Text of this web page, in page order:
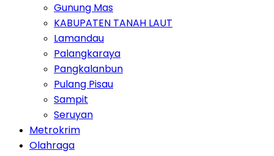
Gunung Mas
KABUPATEN TANAH LAUT
Lamandau
Palangkaraya
Pangkalanbun
Pulang Pisau
Sampit
Seruyan
Metrokrim
Olahraga